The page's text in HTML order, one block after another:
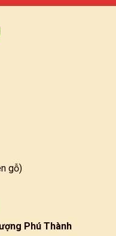
gỗ)
Phú Thành